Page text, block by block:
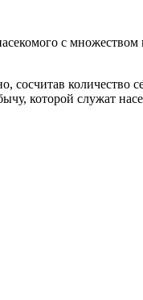
с множеством
сосчитав количество
которой служат